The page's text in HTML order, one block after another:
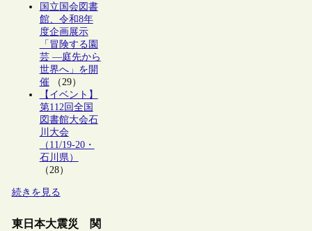
国立国会図書
館、令和8年
度企画展示
「冒険する園
芸 ―庭先から
世界へ」を開
催（29）
【イベント】
第112回全国
図書館大会石
川大会
（11/19-20・
石川県）
（28）
続きを見る
東日本大震災 関